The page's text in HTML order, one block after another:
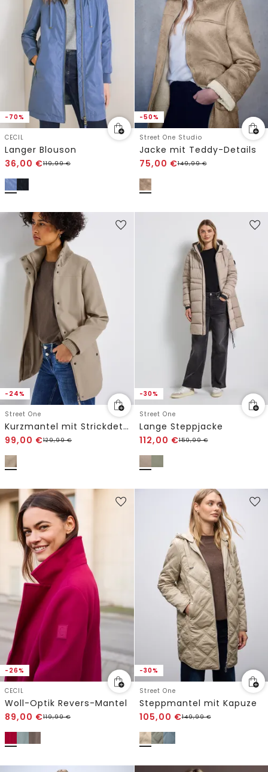
-70%
CECIL
Langer Blouson
36,00 €119,99€
-50%
Street One Studio
Jacke mit Teddy-Details
75,00 €149,99€
-24%
Street One
Kurzmantel mit Strickdetails
99,00 €129,99€
-30%
Street One
Lange Steppjacke
112,00 €159,99€
-26%
CECIL
Woll-Optik Revers-Mantel
89,00 €119,99€
-30%
Street One
Steppmantel mit Kapuze
105,00 €149,99€